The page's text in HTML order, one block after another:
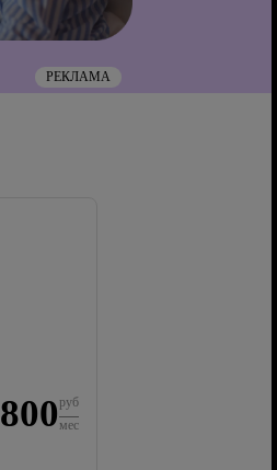
РЕКЛАМА
800 руб
мес